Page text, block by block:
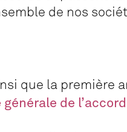
de nos
que la première
de